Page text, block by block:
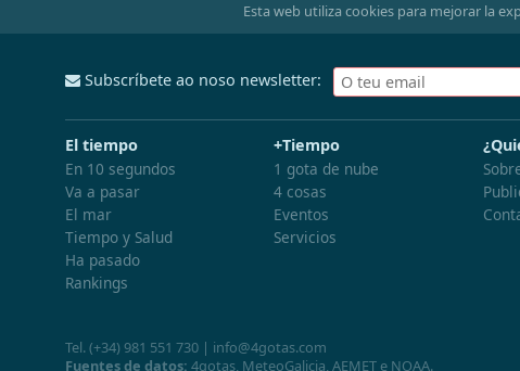
Esta web utiliza cookies para mejorar la
Subscríbete ao noso newsletter:
El tiempo
En 10 segundos
Va a pasar
El mar
Tiempo y Salud
Ha pasado
Rankings
+Tiempo
1 gota de nube
4 cosas
Eventos
Servicios
Tel.(+34) 981 551 730 | info@4gotas.com
Fuentes de datos: 4gotas, MeteoGalicia,AEMET e NOAA.